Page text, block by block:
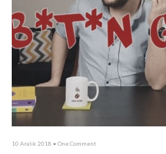
10 Aralık 2018 • One Comment